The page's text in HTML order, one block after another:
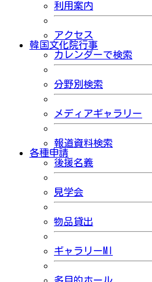
利用案内
アクセス
韓国文化院行事
カレンダーで検索
分野別検索
メディアギャラリー
報道資料検索
各種申請
後援名義
見学会
物品貸出
ギャラリーMI